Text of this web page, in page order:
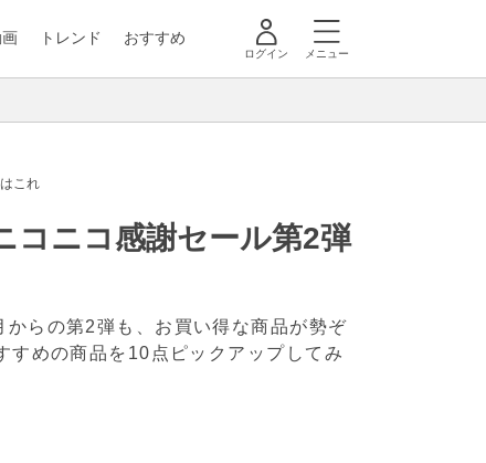
トレンド おすすめ
ログイン メニュー
これ
コニコ感謝セール第2弾
らの第2弾も、お買い得な商品が勢ぞ
めの商品を10点ピックアップしてみ